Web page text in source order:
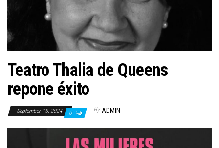
Teatro Thalia de Queens
repone éxito
September 15, 2024 0 By ADMIN